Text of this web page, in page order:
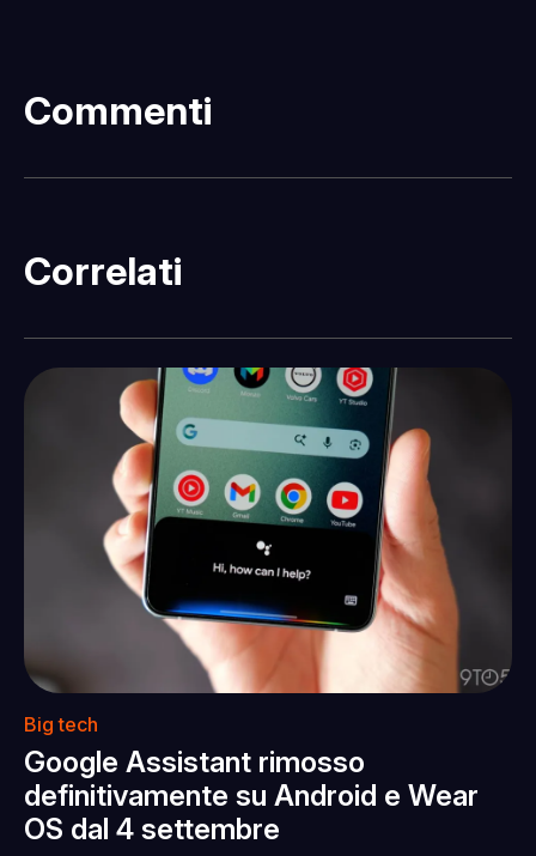
Commenti
Correlati
Big tech
Google Assistant rimosso
definitivamente su Android e Wear
OS dal 4 settembre